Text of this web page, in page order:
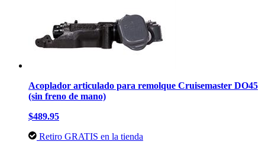
Acoplador articulado para remolque Cruisemaster DO45
(sin freno de mano)
$489.95
Retiro GRATIS en la tienda